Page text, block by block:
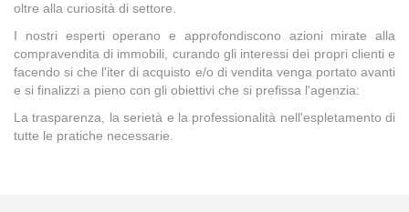
oltre alla curiosità di settore.
I nostri esperti operano e approfondiscono azioni mirate alla
compravendita di immobili, curando gli interessi dei propri clienti e
facendo si che l'iter di acquisto e/o di vendita venga portato avanti
e si finalizzi a pieno con gli obiettivi che si prefissa l'agenzia:
La trasparenza, la serietà e la professionalità nell'espletamento di
tutte le pratiche necessarie.